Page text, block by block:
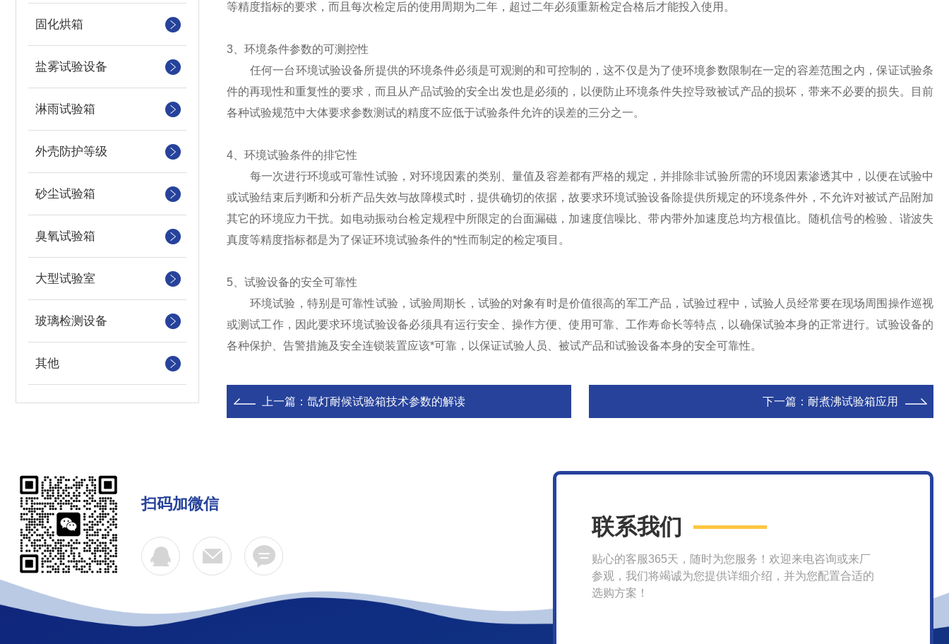
固化烘箱
盐雾试验设备
淋雨试验箱
外壳防护等级
砂尘试验箱
臭氧试验箱
大型试验室
玻璃检测设备
其他
等精度指标的要求，而且每次检定后的使用周期为二年，超过二年必须重新检定合格后才能投入使用。
3、环境条件参数的可测控性
任何一台环境试验设备所提供的环境条件必须是可观测的和可控制的，这不仅是为了使环境参数限制在一定的容差范围之内，保证试验条
件的再现性和重复性的要求，而且从产品试验的安全出发也是必须的，以便防止环境条件失控导致被试产品的损坏，带来不必要的损失。目前
各种试验规范中大体要求参数测试的精度不应低于试验条件允许的误差的三分之一。
4、环境试验条件的排它性
每一次进行环境或可靠性试验，对环境因素的类别、量值及容差都有严格的规定，并排除非试验所需的环境因素渗透其中，以便在试验中
或试验结束后判断和分析产品失效与故障模式时，提供确切的依据，故要求环境试验设备除提供所规定的环境条件外，不允许对被试产品附加
其它的环境应力干扰。如电动振动台检定规程中所限定的台面漏磁，加速度信噪比、带内带外加速度总均方根值比。随机信号的检验、谐波失
真度等精度指标都是为了保证环境试验条件的*性而制定的检定项目。
5、试验设备的安全可靠性
环境试验，特别是可靠性试验，试验周期长，试验的对象有时是价值很高的军工产品，试验过程中，试验人员经常要在现场周围操作巡视
或测试工作，因此要求环境试验设备必须具有运行安全、操作方便、使用可靠、工作寿命长等特点，以确保试验本身的正常进行。试验设备的
各种保护、告警措施及安全连锁装置应该*可靠，以保证试验人员、被试产品和试验设备本身的安全可靠性。
上一篇： 氙灯耐候试验箱技术参数的解读 下一篇： 耐煮沸试验箱应用
扫码加微信
联系我们
贴心的客服365天，随时为您服务！欢迎来电咨询或来厂
参观，我们将竭诚为您提供详细介绍，并为您配置合适的
选购方案！